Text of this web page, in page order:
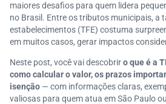
maiores desafios para quem lidera
no Brasil. Entre os tributos municipais, a
estabelecimentos (TFE) costuma
em muitos casos, gerar impactos
Neste post, você vai descobriro que é a
como calcular o valor, os prazos
isenção — com informações claras,
valiosas para quem atua em São Paulo